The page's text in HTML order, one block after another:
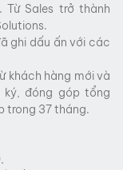
Sales trở thành
ghi dấu ấn với các
khách hàng mới và
ký, đóng góp tổng
trong 37 tháng.